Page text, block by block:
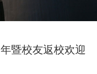
暨校友返校欢迎